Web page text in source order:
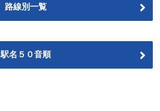
路線別一覧
駅名５０音順